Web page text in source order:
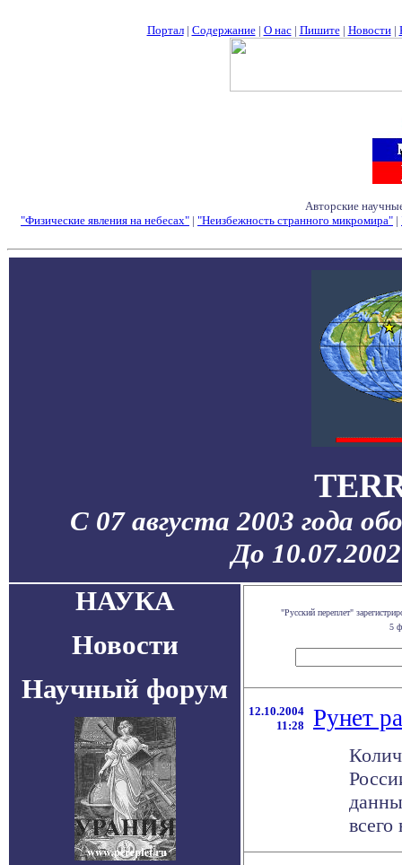
Портал| Содержание| О нас| Пишите| Новости|
Авторские
"Физические явления на небесах" | "Неизбежность странного микромира" |
С 07 августа 2003 года
До
НАУКА
Новости
Научный форум
"Русский переплет"
5
12.10.2004
11:28
Рунет